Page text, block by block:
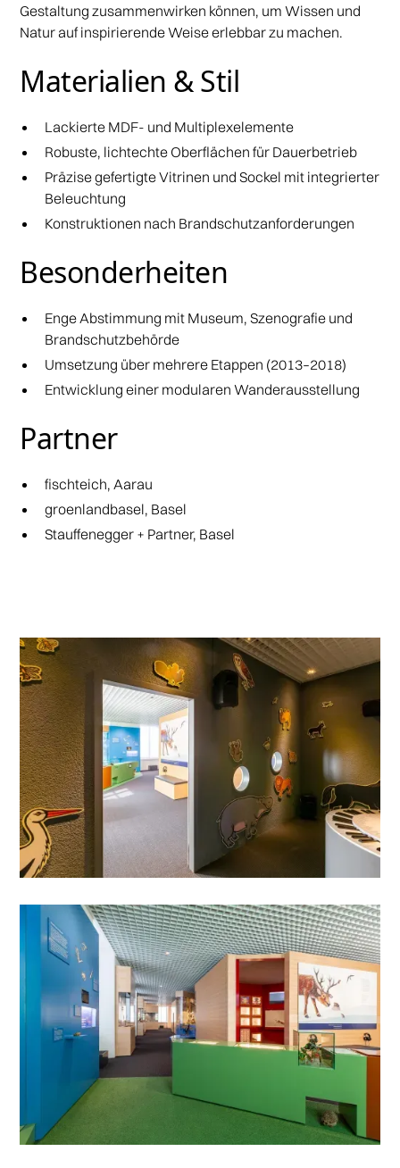
Gestaltung zusammenwirken können, um Wissen und
Natur auf inspirierende Weise erlebbar zu machen.
Materialien & Stil
Lackierte MDF- und Multiplexelemente
Robuste, lichtechte Oberflächen für Dauerbetrieb
Präzise gefertigte Vitrinen und Sockel mit integrierter
Beleuchtung
Konstruktionen nach Brandschutzanforderungen
Besonderheiten
Enge Abstimmung mit Museum, Szenografie und
Brandschutzbehörde
Umsetzung über mehrere Etappen (2013–2018)
Entwicklung einer modularen Wanderausstellung
Partner
fischteich, Aarau
groenlandbasel, Basel
Stauffenegger + Partner, Basel